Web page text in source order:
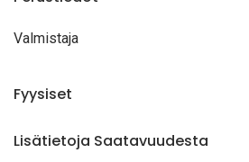
Valmistaja
Fyysiset
Lisätietoja Saatavuudesta